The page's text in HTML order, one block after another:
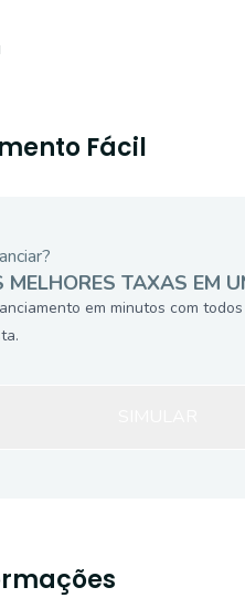
Fácil
MELHORES TAXAS EM
em minutos com